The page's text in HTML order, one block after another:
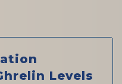
Levels